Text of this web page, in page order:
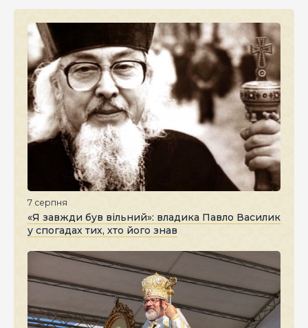
7 серпня
«Я завжди був вільний»: владика Павло Василик
у спогадах тих, хто його знав